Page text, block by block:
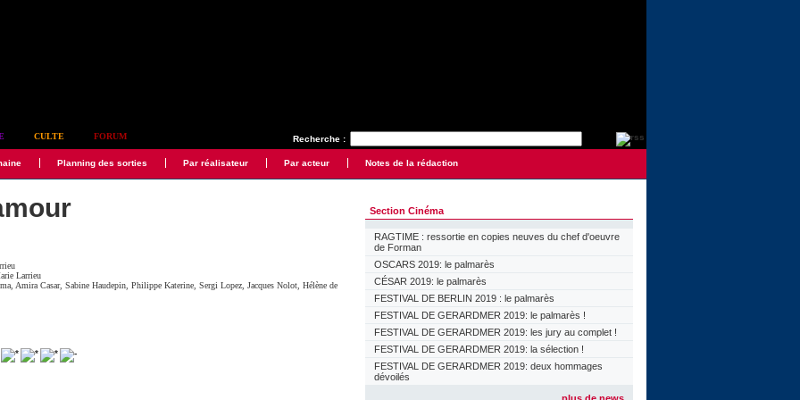
Recherche :
CULTE FORUM
Planning des sorties Par réalisateur Par acteur Notes de la rédaction
Larrieu
Amira Casar,Sabine Haudepin ,Philippe Katerine ,Sergi Lopez ,Jacques Nolot ,Hélène de
Section Cinéma
RAGTIME : ressortie en copies neuves du chef d'oeuvre
de Forman
OSCARS 2019: le palmarès
CÉSAR 2019: le palmarès
FESTIVAL DE BERLIN 2019 : le palmarès
FESTIVAL DE GERARDMER 2019: le palmarès !
FESTIVAL DE GERARDMER 2019: les jury au complet !
FESTIVAL DE GERARDMER 2019: la sélection !
FESTIVAL DE GERARDMER 2019: deux hommages
dévoilés